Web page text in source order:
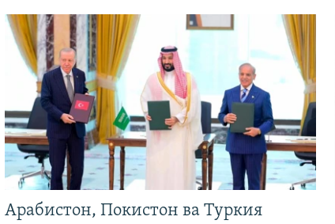
Арабистон, Покистон ва Туркия